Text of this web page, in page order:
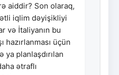
aiddir? Son olaraq,
iqlim dəyişikliyi
və İtaliyanın bu
hazırlanması üçün
ya planlaşdırılan
ətraflı